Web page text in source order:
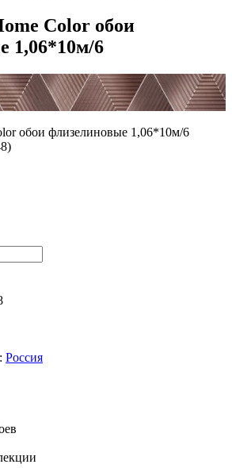
Color обои
1,06*10м/6
обои флизелиновые 1,06*10м/6
Россия